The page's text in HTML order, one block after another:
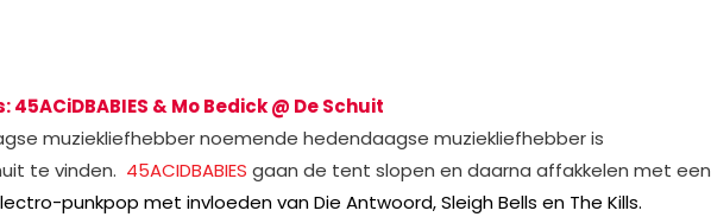
& Mo Bedick @ De Schuit
muziekliefhebber noemende hedendaagse muziekliefhebber is
te vinden. 45ACIDBABIES gaan de tent slopen en daarna affakkelen met een
punkpop met invloeden van Die Antwoord, Sleigh Bells en The Kills.